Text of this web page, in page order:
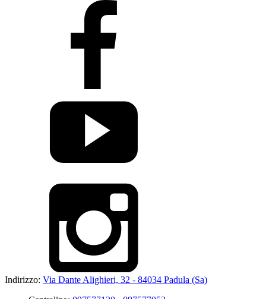
Indirizzo: Via Dante Alighieri, 32 - 84034 Padula (Sa)